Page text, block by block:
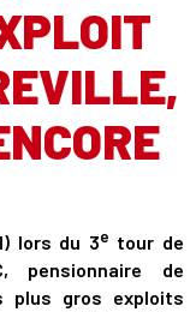
lors du 3e tour de
pensionnaire de
plus gros exploits